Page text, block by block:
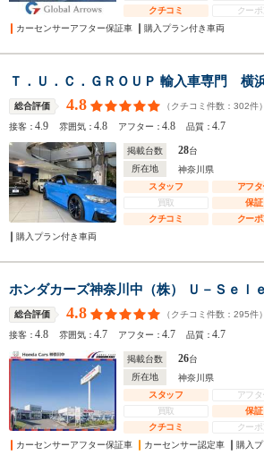
クチコミ
クーポ
カーセンサーアフター保証車
購入プラン付き車両
Ｔ．Ｕ．Ｃ．ＧＲＯＵＰ 輸入車専門 横
総合評価 4.8 （クチコミ件数： 302件）
接客：4.9 雰囲気：4.8 アフター：4.8 品質：4.7
掲載台数 28台
所在地
神奈川県
スタッフ
アフタ
買取
保証
クチコミ
クーポ
購入プラン付き車両
ホンダカーズ神奈川中（株） Ｕ－Ｓｅｌ
総合評価 4.8 （クチコミ件数： 295件）
接客：4.8 雰囲気：4.7 アフター：4.7 品質：4.7
掲載台数 26台
所在地
神奈川県
スタッフ
アフタ
買取
保証
クチコミ
クーポ
カーセンサーアフター保証車
カーセンサー認定車 購入